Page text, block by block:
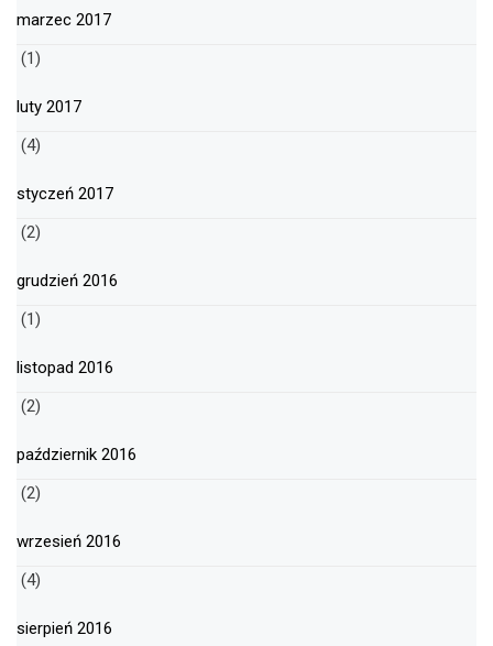
marzec 2017
(1)
luty 2017
(4)
styczeń 2017
(2)
grudzień 2016
(1)
listopad 2016
(2)
październik 2016
(2)
wrzesień 2016
(4)
sierpień 2016